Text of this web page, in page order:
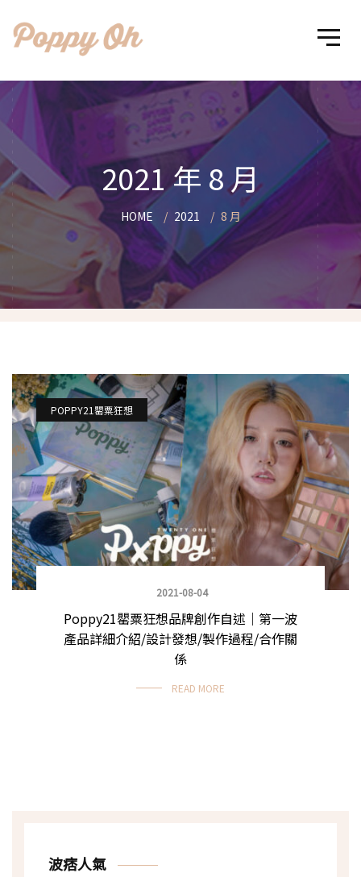
2021 年 8 月
HOME 2021 8 月
POPPY21罌粟狂想
2021-08-04
Poppy21罌粟狂想品牌創作自述｜第一波
產品詳細介紹/設計發想/製作過程/合作關
係
READ MORE
波痞人氣